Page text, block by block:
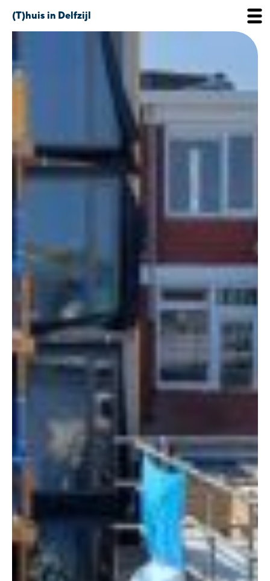
(T)huis in Delfzijl